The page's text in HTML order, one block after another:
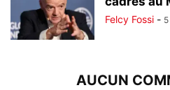
Felcy Fossi -
AUCUN